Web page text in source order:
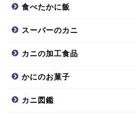
食べたかに飯
スーパーのカニ
カニの加工食品
かにのお菓子
カニ図鑑